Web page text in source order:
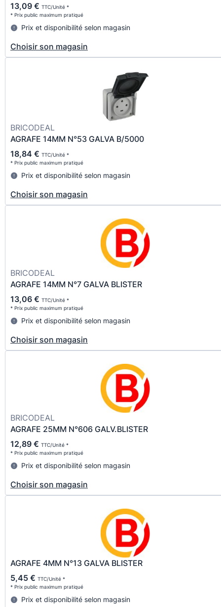
13,09 € TTC/Unité *
* Prix public maximum pratiqué
Prix et disponibilité selon magasin
Choisir son magasin
BRICODEAL
AGRAFE 14MM N°53 GALVA B/5000
18,84 € TTC/Unité *
* Prix public maximum pratiqué
Prix et disponibilité selon magasin
Choisir son magasin
BRICODEAL
AGRAFE 14MM N°7 GALVA BLISTER
13,06 € TTC/Unité *
* Prix public maximum pratiqué
Prix et disponibilité selon magasin
Choisir son magasin
BRICODEAL
AGRAFE 25MM N°606 GALV.BLISTER
12,89 € TTC/Unité *
* Prix public maximum pratiqué
Prix et disponibilité selon magasin
Choisir son magasin
AGRAFE 4MM N°13 GALVA BLISTER
5,45 € TTC/Unité *
* Prix public maximum pratiqué
Prix et disponibilité selon magasin